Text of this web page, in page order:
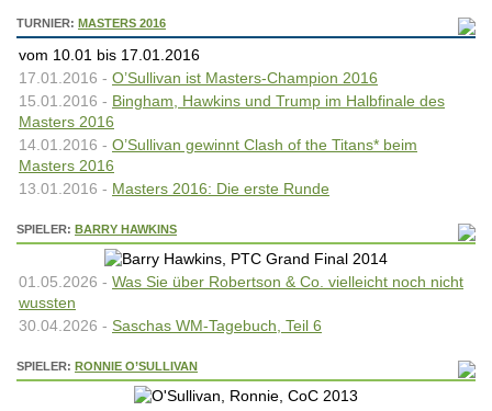
TURNIER: MASTERS 2016
vom 10.01 bis 17.01.2016
17.01.2016 - O’Sullivan ist Masters-Champion 2016
15.01.2016 - Bingham, Hawkins und Trump im Halbfinale des
Masters 2016
14.01.2016 - O’Sullivan gewinnt Clash of the Titans* beim
Masters 2016
13.01.2016 - Masters 2016: Die erste Runde
SPIELER: BARRY HAWKINS
01.05.2026 - Was Sie über Robertson & Co. vielleicht noch nicht
wussten
30.04.2026 - Saschas WM-Tagebuch, Teil 6
SPIELER: RONNIE O’SULLIVAN